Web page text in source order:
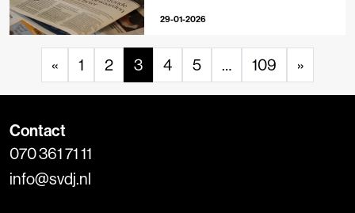
29-01-2026
« 1 2 3 4 5 … 109 »
Contact
070 361 71 11
info@svdj.nl